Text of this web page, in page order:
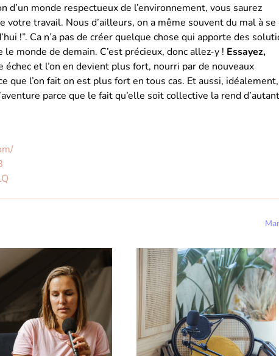
monde respectueux de l’environnement, vous saurez
travail. Nous d’ailleurs, on a même souvent du mal à se
!”. Ca n’a pas de créer quelque chose qui apporte des
monde de demain. C’est précieux, donc allez-y ! Essayez,
échec et l’on en devient plus fort, nourri par de nouveaux
que l’on fait on est plus fort en tous cas. Et aussi, idéalement,
parce que le fait qu’elle soit collective la rend d’autant